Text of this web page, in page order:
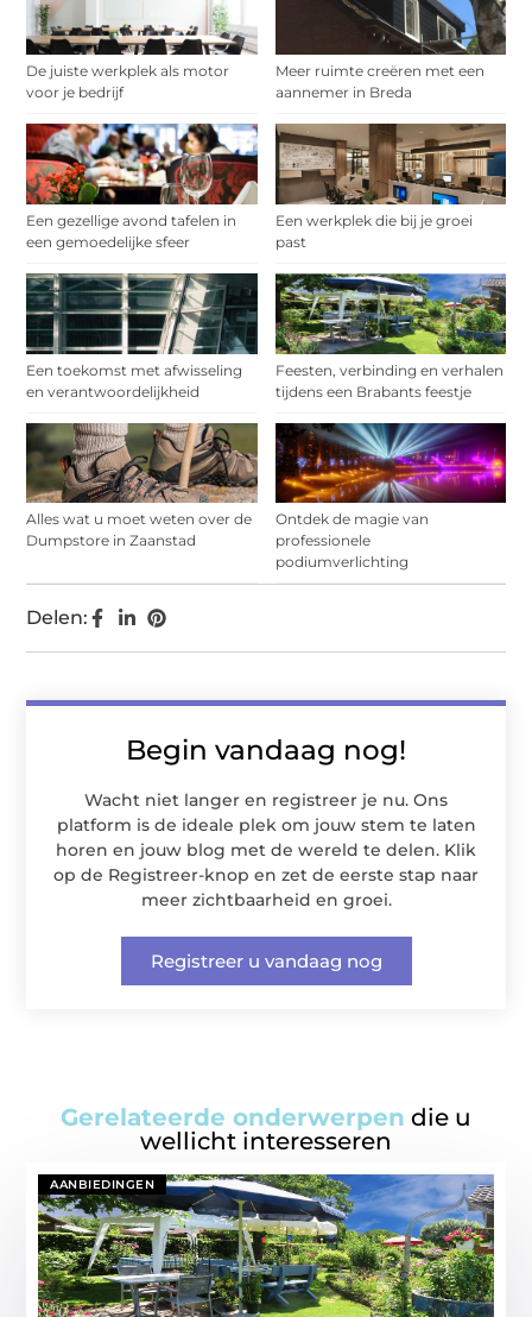
De juiste werkplek als motor
voor je bedrijf
Meer ruimte creëren met een
aannemer in Breda
Een gezellige avond tafelen in
een gemoedelijke sfeer
Een werkplek die bij je groei
past
Een toekomst met afwisseling
en verantwoordelijkheid
Feesten, verbinding en verhalen
tijdens een Brabants feestje
Alles wat u moet weten over de
Dumpstore in Zaanstad
Ontdek de magie van
professionele
podiumverlichting
Begin vandaag nog!
Wacht niet langer en registreer je nu. Ons
platform is de ideale plek om jouw stem te laten
horen en jouw blog met de wereld te delen. Klik
op de Registreer-knop en zet de eerste stap naar
meer zichtbaarheid en groei.
Registreer u vandaag nog
Delen:
Gerelateerde onderwerpen die u
wellicht interesseren
AANBIEDINGEN